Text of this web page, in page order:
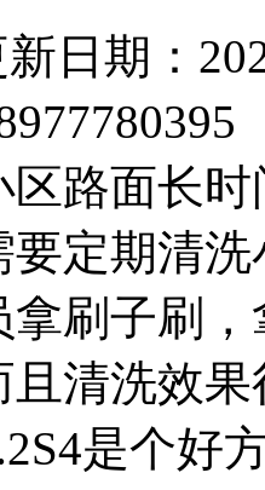
新日期：
路面长
定期清
刷子刷
且清洗效
是个好